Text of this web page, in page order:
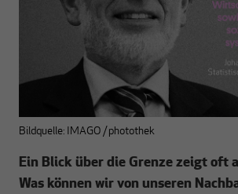
Bildquelle: IMAGO / photothek
Ein Blick über die Grenze zeigt oft
Was können wir von unseren